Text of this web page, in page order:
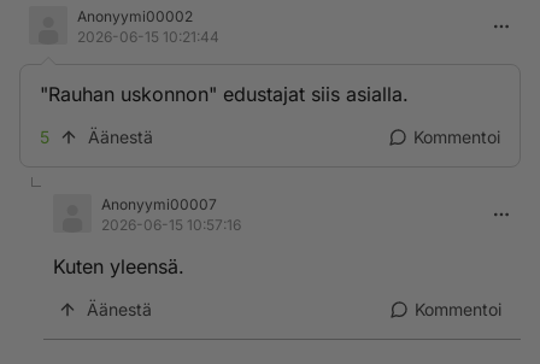
Anonyymi00002
2026-06-15 10:21:44
"Rauhan uskonnon" edustajat siis asialla.
5 Äänestä Kommentoi
Anonyymi00007
2026-06-15 10:57:16
Kuten yleensä.
Äänestä Kommentoi